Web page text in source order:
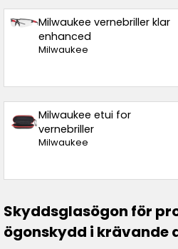
Milwaukee vernebriller klar
enhanced
Milwaukee
Milwaukee etui for
vernebriller
Milwaukee
Skyddsglasögon för
ögonskydd i krävande